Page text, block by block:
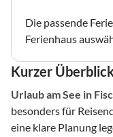
Die passende
Ferienhaus
Kurzer
Urlaub am See in
besonders für
eine klare Planung